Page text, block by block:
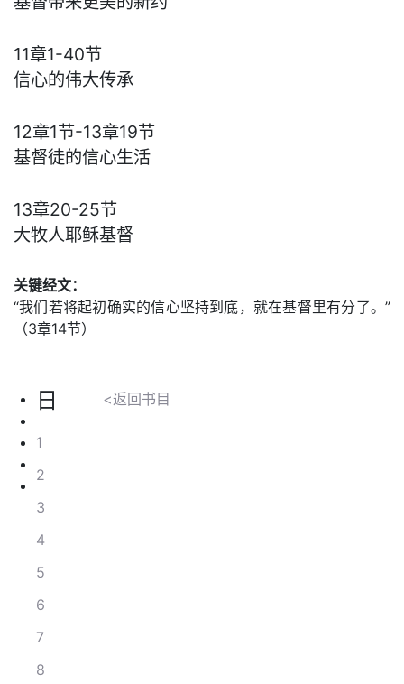
11章1-40节
信心的伟大传承
12章1节-13章19节
基督徒的信心生活
13章20-25节
大牧人耶稣基督
关键经文：
“我们若将起初确实的信心坚持到底，就在基督里有分了。”
（3章14节）
日
1
2
3
4
5
6
7
8
<返回书目